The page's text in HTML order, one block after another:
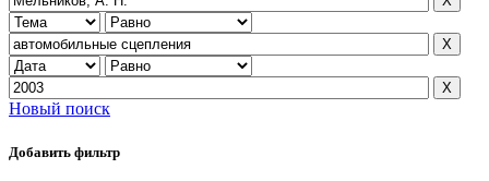
Новый поиск
Добавить фильтр